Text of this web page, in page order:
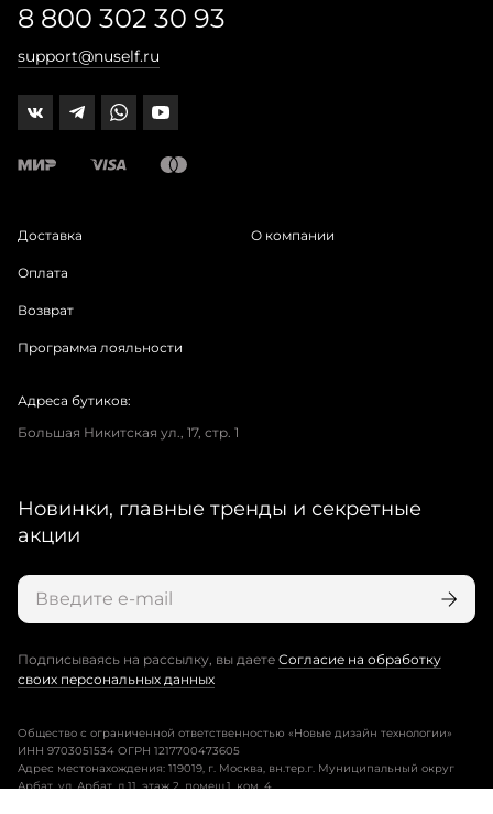
8 800 302 30 93
support@nuself.ru
Доставка
Оплата
Возврат
Программа лояльности
О компании
Адреса бутиков:
Большая Никитская ул., 17, стр. 1
Новинки, главные тренды и секретные
акции
Подписываясь на рассылку, вы даете Согласие на обработку
своих персональных данных
Общество с ограниченной ответственностью «Новые дизайн технологии»
ИНН 9703051534 ОГРН 1217700473605
Адрес местонахождения: 119019, г. Москва, вн.тер.г. Муниципальный округ
Арбат, ул. Арбат, д.11, этаж 2, помещ.1, ком. 4.